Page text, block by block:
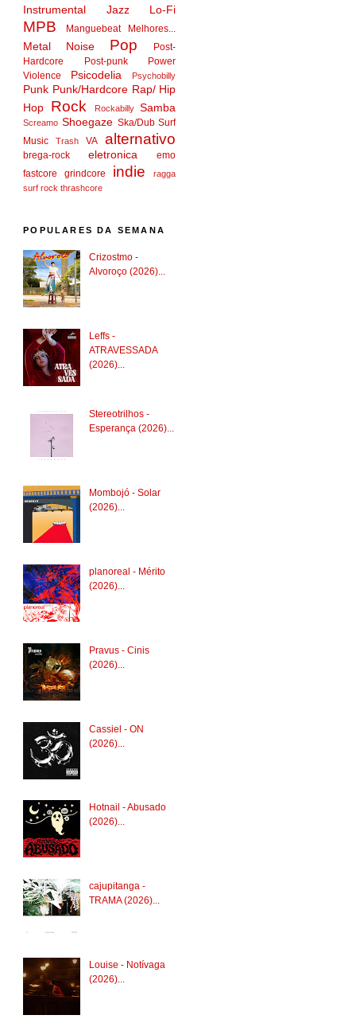
Instrumental Jazz Lo-Fi
MPB Manguebeat Melhores...
Metal Noise Pop
Post-
Hardcore
Post-punk
Power
Violence
Psicodelia Psychobilly
Punk Punk/Hardcore Rap/ Hip
Hop
Rock Rockabilly Samba
Screamo Shoegaze Ska/Dub Surf
Music
Trash VA alternativo
brega-rock eletronica
emo
fastcore
grindcore indie
ragga
surf rock thrashcore
POPULARES DA SEMANA
Crizostmo -
Alvoroço (2026)...
Leffs -
ATRAVESSADA
(2026)...
Stereotrilhos -
Esperança (2026)...
Mombojó - Solar
(2026)...
planoreal - Mérito
(2026)...
Pravus - Cinis
(2026)...
Cassiel - ON
(2026)...
Hotnail - Abusado
(2026)...
cajupitanga -
TRAMA (2026)...
Louise - Notívaga
(2026)...